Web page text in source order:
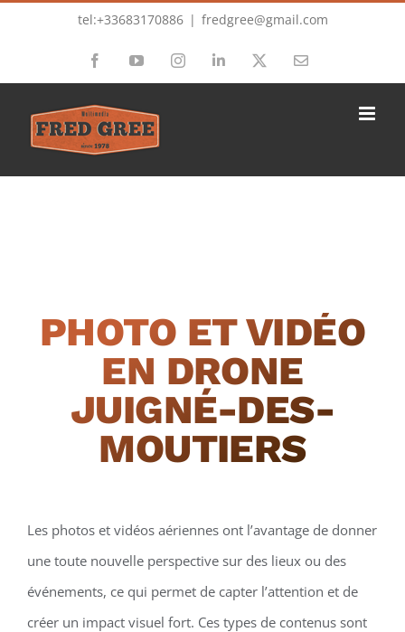
tel:+33683170886 | fredgree@gmail.com
FacebookYouTubeInstagramLinkedIn Email
PHOTO ET VIDÉO
EN DRONE
JUIGNÉ-DES-
MOUTIERS
Les photos et vidéos aériennes ont l’avantage de donner
une toute nouvelle perspective sur des lieux ou des
événements, ce qui permet de capter l’attention et de
créer un impact visuel fort. Ces types de contenus sont